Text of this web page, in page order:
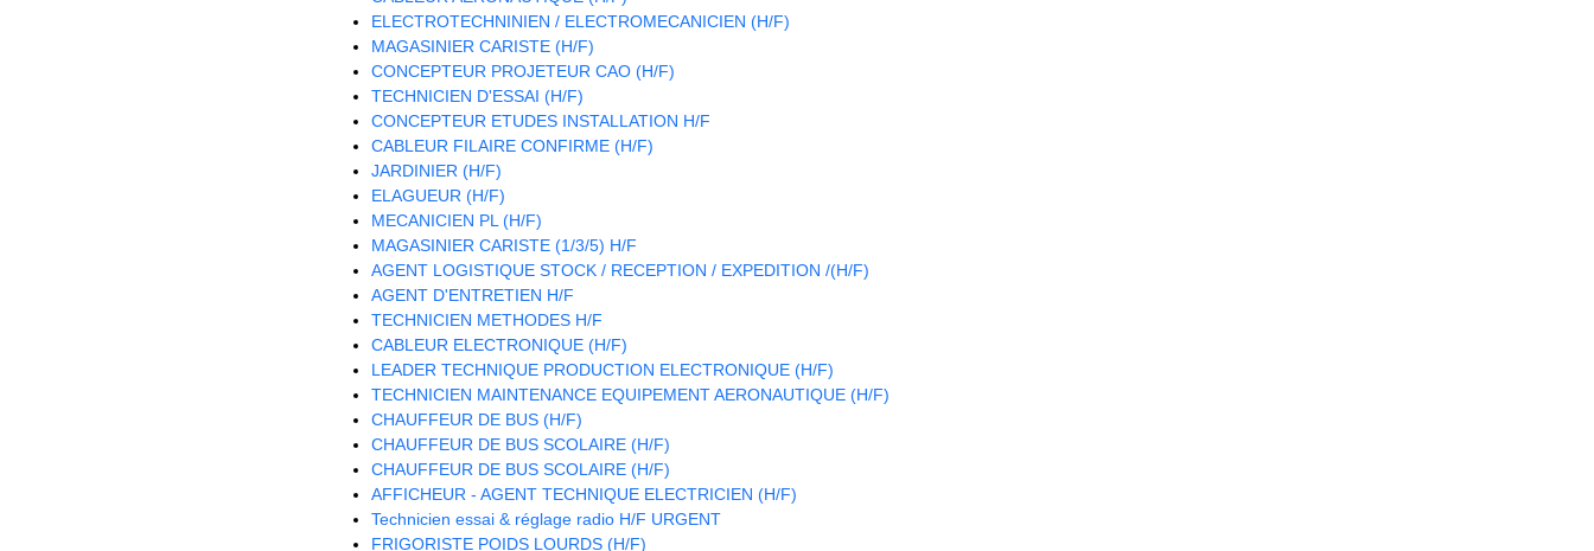
ELECTROTECHNINIEN / ELECTROMECANICIEN (H/F)
MAGASINIER CARISTE (H/F)
CONCEPTEUR PROJETEUR CAO (H/F)
TECHNICIEN D'ESSAI (H/F)
CONCEPTEUR ETUDES INSTALLATION H/F
CABLEUR FILAIRE CONFIRME (H/F)
JARDINIER (H/F)
ELAGUEUR (H/F)
MECANICIEN PL (H/F)
MAGASINIER CARISTE (1/3/5) H/F
AGENT LOGISTIQUE STOCK / RECEPTION / EXPEDITION /(H/F)
AGENT D'ENTRETIEN H/F
TECHNICIEN METHODES H/F
CABLEUR ELECTRONIQUE (H/F)
LEADER TECHNIQUE PRODUCTION ELECTRONIQUE (H/F)
TECHNICIEN MAINTENANCE EQUIPEMENT AERONAUTIQUE (H/F)
CHAUFFEUR DE BUS (H/F)
CHAUFFEUR DE BUS SCOLAIRE (H/F)
CHAUFFEUR DE BUS SCOLAIRE (H/F)
AFFICHEUR - AGENT TECHNIQUE ELECTRICIEN (H/F)
Technicien essai & réglage radio H/F URGENT
FRIGORISTE POIDS LOURDS (H/F)